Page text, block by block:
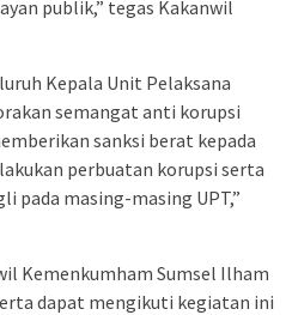
publik,” tegas Kakanwil
Kepala Unit Pelaksana
semangat anti korupsi
sanksi berat kepada
perbuatan korupsi serta
pada masing-masing UPT,”
Kemenkumham Sumsel Ilham
dapat mengikuti kegiatan ini